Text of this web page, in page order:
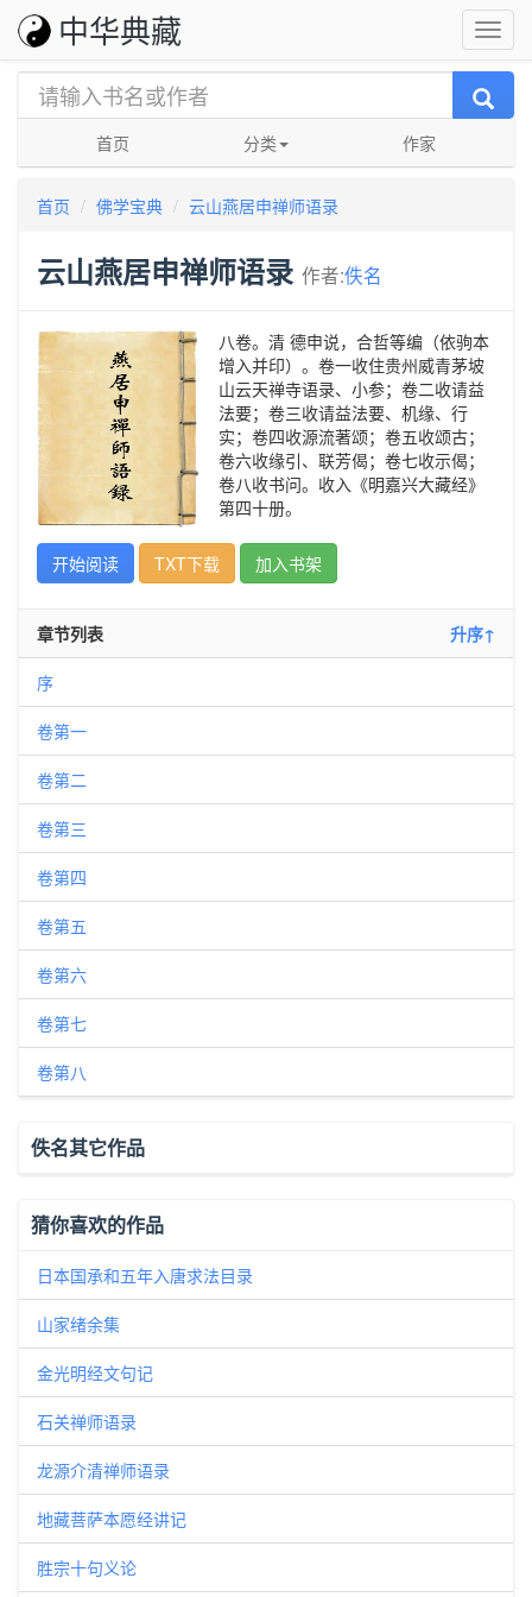
中华典藏
首页 分类 作家
首页 佛学宝典 云山燕居申禅师语录
云山燕居申禅师语录 作者:佚名
八卷。清 德申说，合哲等编（依驹本
增入并印）。卷一收住贵州威青茅坡
山云天禅寺语录、小参；卷二收请益
法要；卷三收请益法要、机缘、行
实；卷四收源流著颂；卷五收颂古；
卷六收缘引、联芳偈；卷七收示偈；
卷八收书问。收入《明嘉兴大藏经》
第四十册。
开始阅读 TXT下载 加入书架
章节列表 升序↑
序
卷第一
卷第二
卷第三
卷第四
卷第五
卷第六
卷第七
卷第八
佚名其它作品
猜你喜欢的作品
日本国承和五年入唐求法目录
山家绪余集
金光明经文句记
石关禅师语录
龙源介清禅师语录
地藏菩萨本愿经讲记
胜宗十句义论